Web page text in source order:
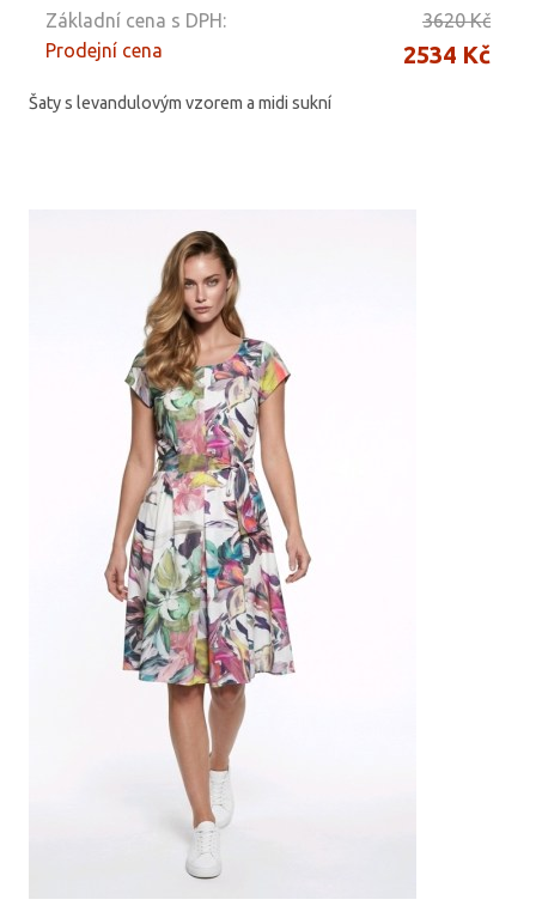
Základní cena s DPH:
3620 Kč
Prodejní cena
2534 Kč
Šaty s levandulovým vzorem a midi sukní